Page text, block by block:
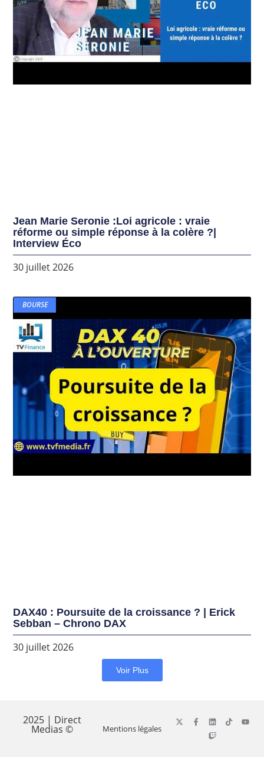
Jean Marie Seronie :Loi agricole : vraie
réforme ou simple réponse à la colère ?|
Interview Éco
30 juillet 2026
BOURSE
DAX40 : Poursuite de la croissance ? | Erick
Sebban – Chrono DAX
30 juillet 2026
Voir Plus
2025 | Direct
Medias © Mentions légales